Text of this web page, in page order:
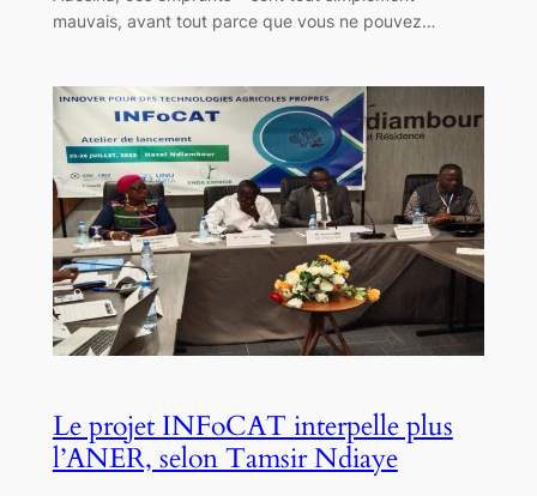
mauvais, avant tout parce que vous ne pouvez…
Le projet INFoCAT interpelle plus
l’ANER, selon Tamsir Ndiaye